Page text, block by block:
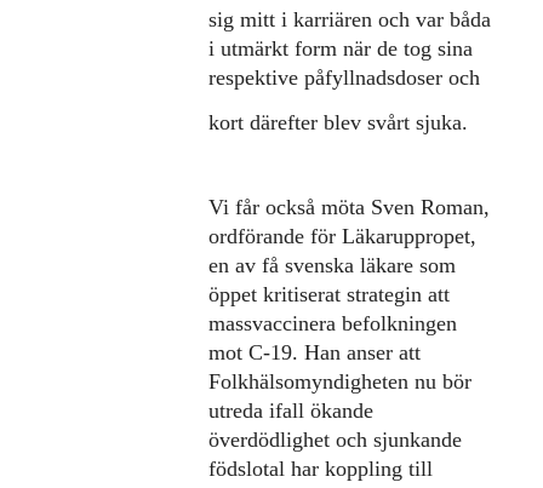
sig mitt i karriären och var båda
i utmärkt form när de tog sina
respektive påfyllnadsdoser och
kort därefter blev svårt sjuka.
Vi får också möta Sven Roman,
ordförande för Läkaruppropet,
en av få svenska läkare som
öppet kritiserat strategin att
massvaccinera befolkningen
mot C-19. Han anser att
Folkhälsomyndigheten nu bör
utreda ifall ökande
överdödlighet och sjunkande
födslotal har koppling till